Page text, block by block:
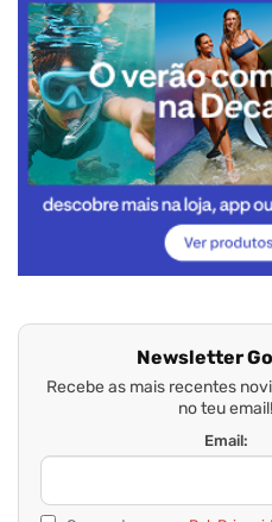
Newsletter
Recebe as mais recentes
no teu email!
Email: